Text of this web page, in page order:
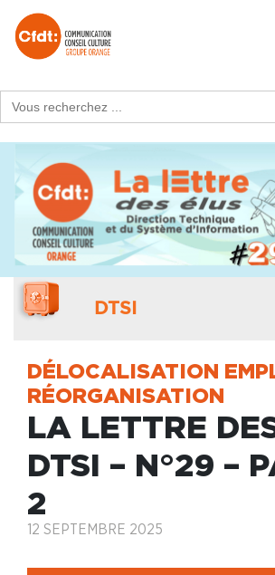
for:
DTSI
DÉLOCALISATION
RÉORGANISATION
LA LETTRE
DTSI – N°29 –
2
12 SEPTEMBRE 2025